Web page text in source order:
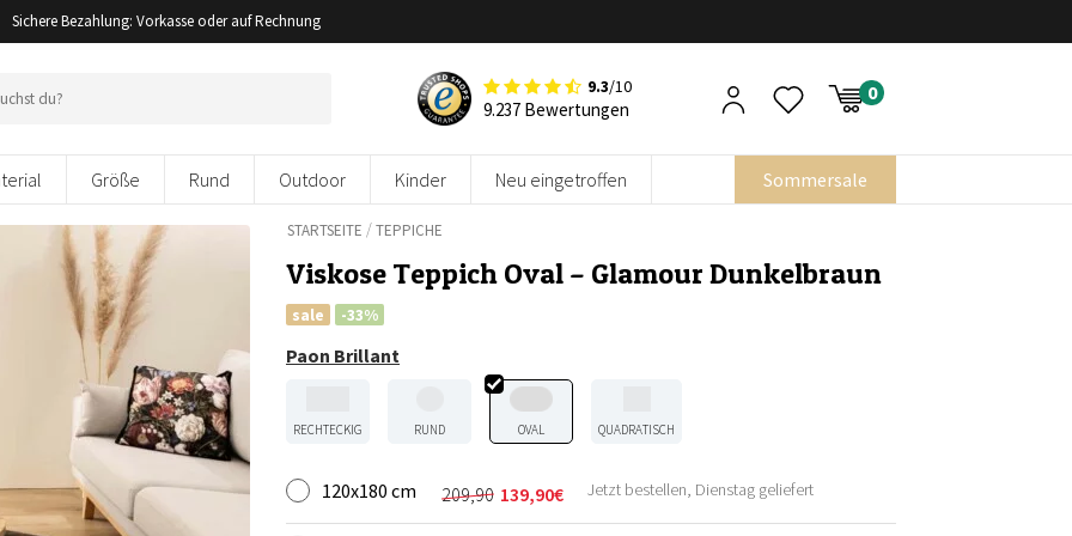
Sichere Bezahlung: Vorkasse oder auf Rechnung
9.3/10
9.237 Bewertungen
Größe Rund Outdoor Kinder Neu eingetroffen Sommersale
STARTSEITE /TEPPICHE
Viskose Teppich Oval – Glamour Dunkelbraun
sale -33%
Paon Brillant
RECHTECKIG RUND OVAL QUADRATISCH
120x180 cm 209,90
Ursprünglicher
Preis
139,90€
Aktueller
Preis
Jetzt bestellen, Dienstag geliefert